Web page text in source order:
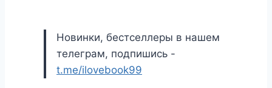
Новинки, бестселлеры в нашем
телеграм, подпишись -
t.me/ilovebook99